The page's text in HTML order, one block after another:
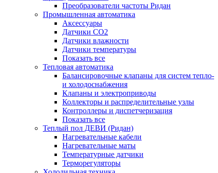
Преобразователи частоты Ридан
Промышленная автоматика
Аксессуары
Датчики CO2
Датчики влажности
Датчики температуры
Показать все
Тепловая автоматика
Балансировочные клапаны для систем тепло-
и холодоснабжения
Клапаны и электроприводы
Коллекторы и распределительные узлы
Контроллеры и диспетчеризация
Показать все
Теплый пол ДЕВИ (Ридан)
Нагревательные кабели
Нагревательные маты
Температурные датчики
Терморегуляторы